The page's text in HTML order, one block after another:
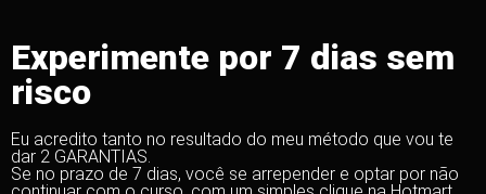
Experimente por 7 dias sem
risco
Eu acredito tanto no resultado do meu método que vou te
dar 2 GARANTIAS.
Se no prazo de 7 dias, você se arrepender e optar por não